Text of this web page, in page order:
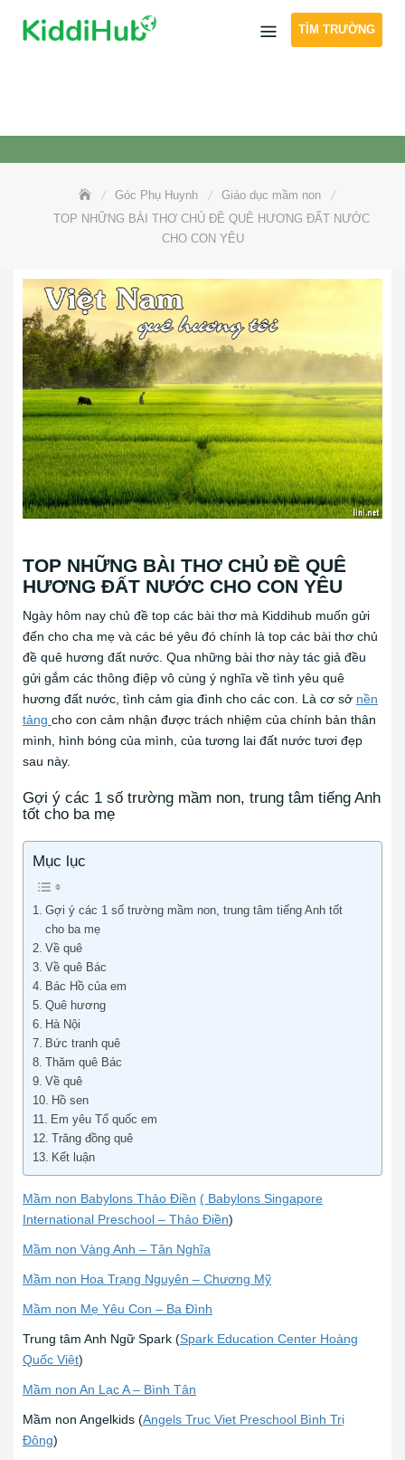
TÌM TRƯỜNG
Góc Phụ Huynh
Giáo dục mầm non
TOP NHỮNG BÀI THƠ CHỦ ĐỀ QUÊ HƯƠNG ĐẤT NƯỚC
CHO CON YÊU
TOP NHỮNG BÀI THƠ CHỦ ĐỀ QUÊ
HƯƠNG ĐẤT NƯỚC CHO CON YÊU
Ngày hôm nay chủ đề top các bài thơ mà Kiddihub muốn gửi
đến cho cha mẹ và các bé yêu đó chính là top các bài thơ chủ
đề quê hương đất nước. Qua những bài thơ này tác giả đều
gửi gắm các thông điệp vô cùng ý nghĩa về tình yêu quê
hương đất nước, tình cảm gia đình cho các con. Là cơ sở nền
tảng cho con cảm nhận được trách nhiệm của chính bản thân
mình, hình bóng của mình, của tương lai đất nước tươi đẹp
sau này.
Gợi ý các 1 số trường mầm non, trung tâm tiếng Anh
tốt cho ba mẹ
Mục lục
Gợi ý các 1 số trường mầm non, trung tâm tiếng Anh tốt
cho ba mẹ
Về quê
Về quê Bác
Bác Hồ của em
Quê hương
Hà Nội
Bức tranh quê
Thăm quê Bác
Về quê
Hồ sen
Em yêu Tổ quốc em
Trăng đồng quê
Kết luận
Mầm non Babylons Thảo Điền ( Babylons Singapore
International Preschool – Thảo Điền)
Mầm non Vàng Anh – Tân Nghĩa
Mầm non Hoa Trạng Nguyên – Chương Mỹ
Mầm non Mẹ Yêu Con – Ba Đình
Trung tâm Anh Ngữ Spark (Spark Education Center Hoàng
Quốc Việt)
Mầm non An Lạc A – Bình Tân
Mầm non Angelkids (Angels Truc Viet Preschool Bình Trị
Đông)